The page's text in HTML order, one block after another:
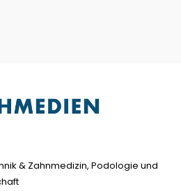
& Zahnmedizin, Podologie und